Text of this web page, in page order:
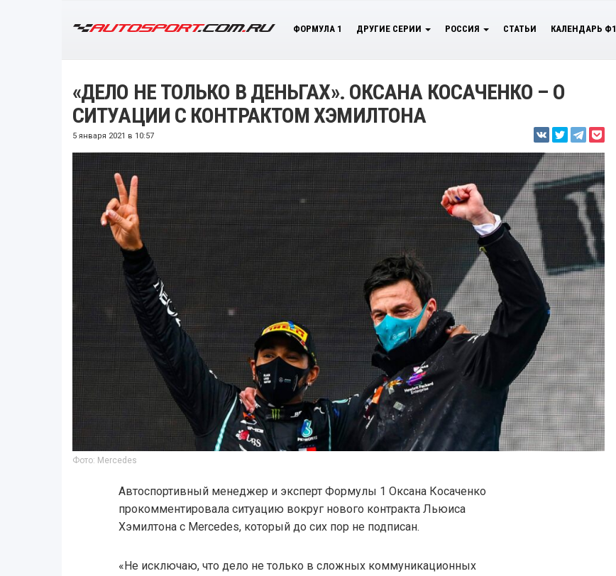
ФОРМУЛА 1 ДРУГИЕ СЕРИИ РОССИЯ СТАТЬИ КАЛЕНДАРЬ Ф1
«ДЕЛО НЕ ТОЛЬКО В ДЕНЬГАХ». ОКСАНА КОСАЧЕНКО – О
СИТУАЦИИ С КОНТРАКТОМ ХЭМИЛТОНА
5 января 2021 в 10:57
Фото: Mercedes
Автоспортивный менеджер и эксперт Формулы 1 Оксана Косаченко
прокомментировала ситуацию вокруг нового контракта Льюиса
Хэмилтона с Mercedes, который до сих пор не подписан.
«Не исключаю, что дело не только в сложных коммуникационных